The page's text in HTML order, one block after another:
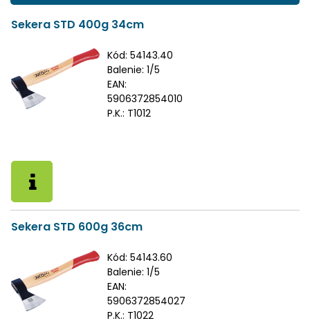
Sekera STD 400g 34cm
Kód:54143.40
Balenie: 1/5
EAN:
5906372854010
P.K.: T1012
Sekera STD 600g 36cm
Kód:54143.60
Balenie: 1/5
EAN:
5906372854027
P.K.: T1022